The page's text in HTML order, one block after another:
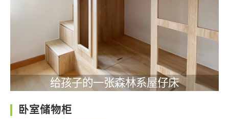
给孩子的一张森林系屋仔床
卧室储物柜